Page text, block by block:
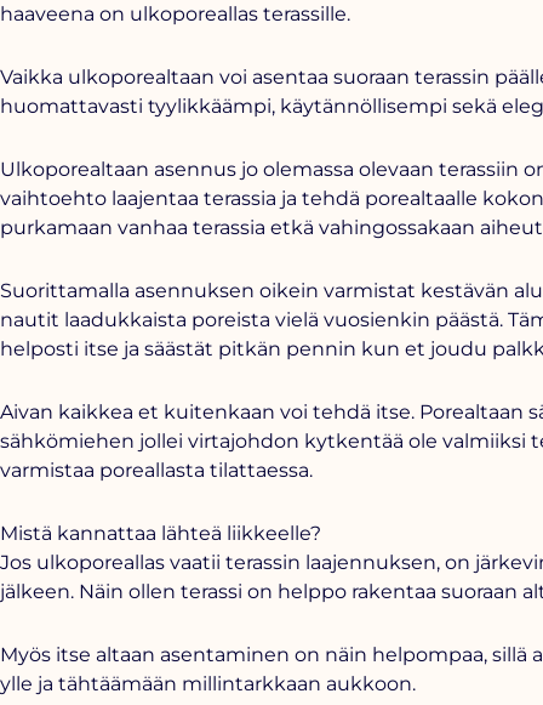
haaveena on ulkoporeallas terassille.
Vaikka ulkoporealtaan voi asentaa suoraan terassin
huomattavasti tyylikkäämpi, käytännöllisempi sekä
Ulkoporealtaan asennus jo olemassa olevaan terassiin
vaihtoehto laajentaa terassia ja tehdä porealtaalle
purkamaan vanhaa terassia etkä vahingossakaan
Suorittamalla asennuksen oikein varmistat kestävän
nautit laadukkaista poreista vielä vuosienkin päästä.
helposti itse ja säästät pitkän pennin kun et joudu
Aivan kaikkea et kuitenkaan voi tehdä itse. Porealtaan
sähkömiehen jollei virtajohdon kytkentää ole valmiiksi
varmistaa poreallasta tilattaessa.
Mistä kannattaa lähteä liikkeelle?
Jos ulkoporeallas vaatii terassin laajennuksen, on
jälkeen. Näin ollen terassi on helppo rakentaa suoraan
Myös itse altaan asentaminen on näin helpompaa, sillä
ylle ja tähtäämään millintarkkaan aukkoon.